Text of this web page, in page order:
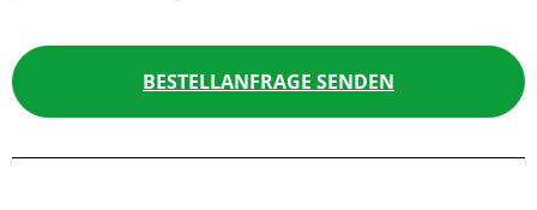
BESTELLANFRAGE SENDEN